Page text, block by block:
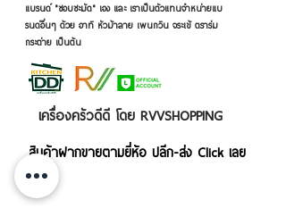
แบรนด์ "ชอบชะมัด" เอง และ เราเป็นตัวแทนจำหน่ายแบ
รนด์อื่นๆ ด้วย อาทิ หัวม้าลาย เพนกวิน จระเข้ ตราร่ม
กระต่าย เป็นต้น
เครื่องครัวดีดี โดย RVVSHOPPING
สินค้าฝากขายตามยี่ห้อ ปลีก-ส่ง Click เลย